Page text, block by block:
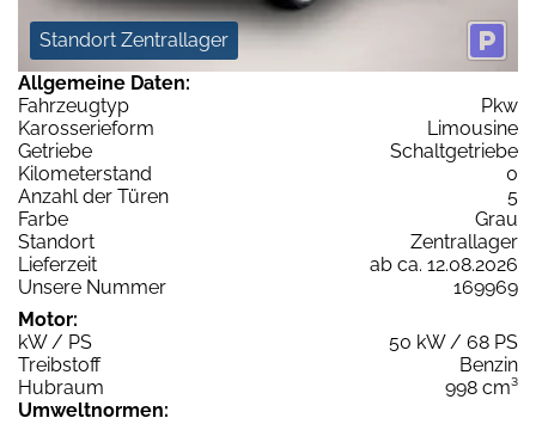
Standort Zentrallager
Allgemeine Daten:
Fahrzeugtyp
Pkw
Karosserieform
Limousine
Getriebe
Schaltgetriebe
Kilometerstand
0
Anzahl der Türen
5
Farbe
Grau
Standort
Zentrallager
Lieferzeit
ab ca. 12.08.2026
Unsere Nummer
169969
Motor:
kW / PS
50 kW / 68 PS
Treibstoff
Benzin
Hubraum
998 cm³
Umweltnormen: